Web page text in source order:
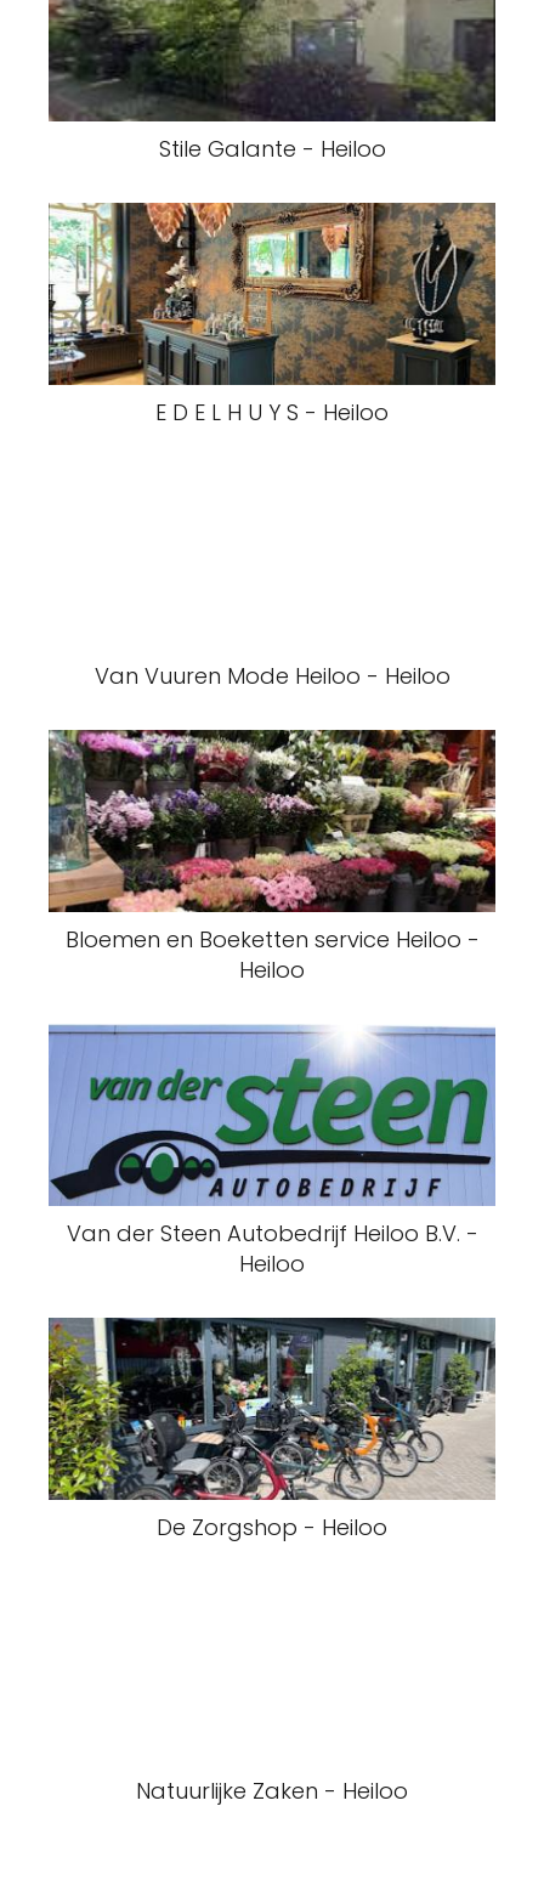
Stile Galante - Heiloo
E D E L H U Y S - Heiloo
Van Vuuren Mode Heiloo - Heiloo
Bloemen en Boeketten service Heiloo -
Heiloo
Van der Steen Autobedrijf Heiloo B.V. -
Heiloo
De Zorgshop - Heiloo
Natuurlijke Zaken - Heiloo